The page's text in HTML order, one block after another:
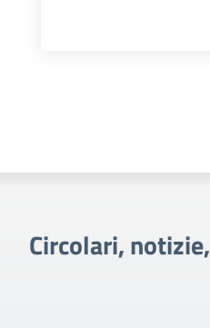
Circolari,